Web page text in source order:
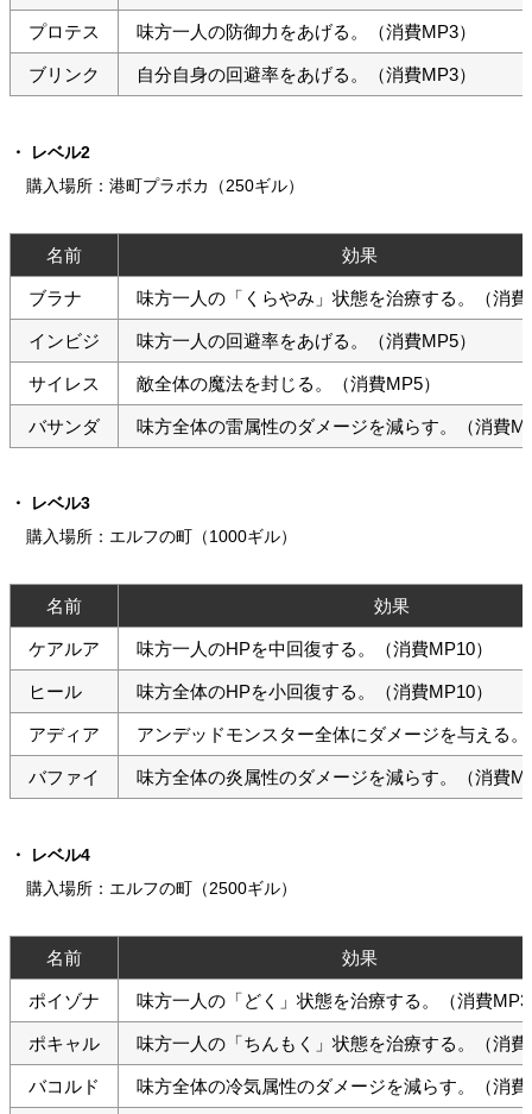
プロテス 味方一人の防御力をあげる。（消費MP3）
ブリンク 自分自身の回避率をあげる。（消費MP3）
レベル2
購入場所：港町プラボカ（250ギル）
名前 効果
ブラナ 味方一人の「くらやみ」状態を治療する。（消
インビジ 味方一人の回避率をあげる。（消費MP5）
サイレス 敵全体の魔法を封じる。（消費MP5）
バサンダ 味方全体の雷属性のダメージを減らす。（消費
レベル3
購入場所：エルフの町（1000ギル）
名前 効果
ケアルア 味方一人のHPを中回復する。（消費MP10）
ヒール 味方全体のHPを小回復する。（消費MP10）
アディア アンデッドモンスター全体にダメージを与える
バファイ 味方全体の炎属性のダメージを減らす。（消費
レベル4
購入場所：エルフの町（2500ギル）
名前 効果
ポイゾナ 味方一人の「どく」状態を治療する。（消費
ポキャル 味方一人の「ちんもく」状態を治療する。（消
バコルド 味方全体の冷気属性のダメージを減らす。（消